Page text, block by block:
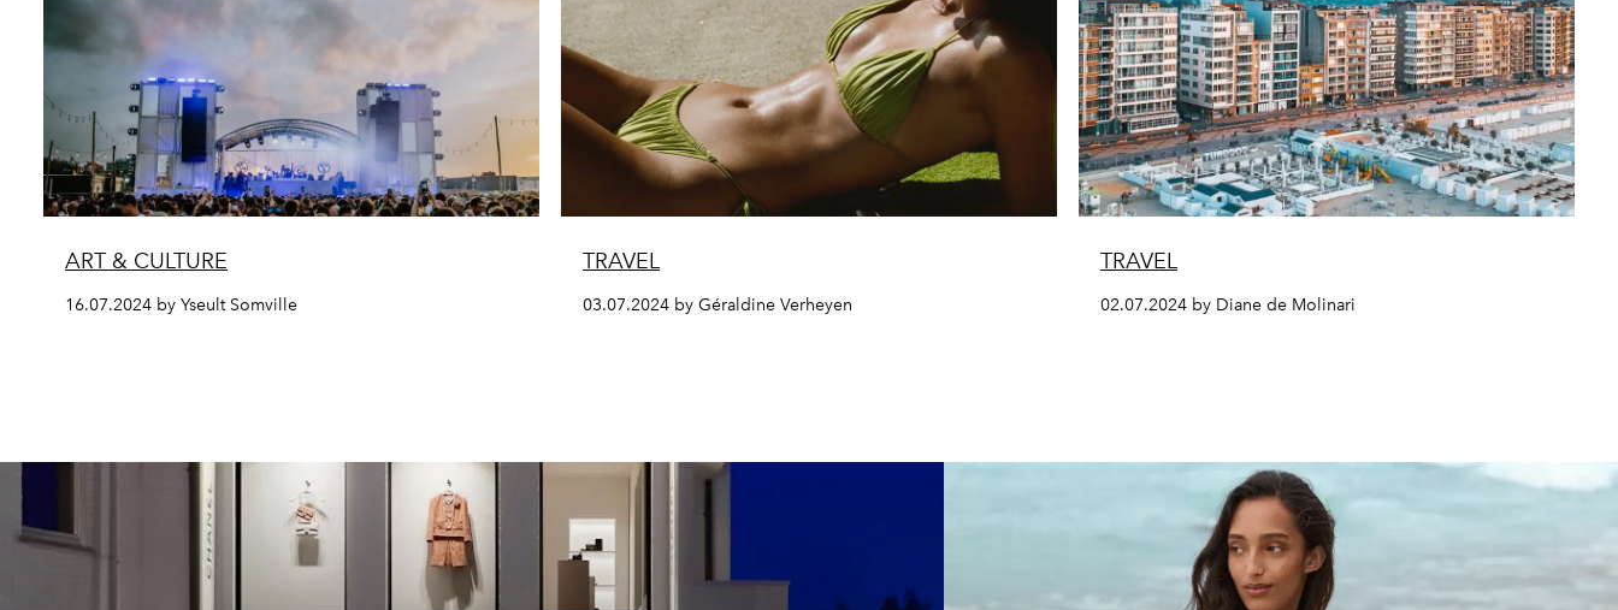
ART & CULTURE
16.07.2024 by Yseult Somville
TRAVEL
03.07.2024 by Géraldine Verheyen
TRAVEL
02.07.2024 by Diane de Molinari